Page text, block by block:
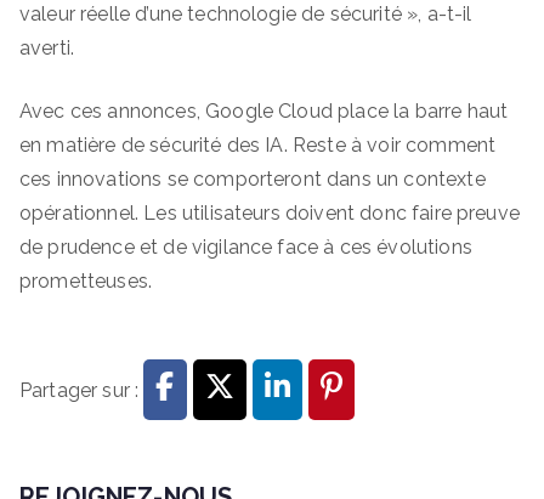
valeur réelle d’une technologie de sécurité », a-t-il
averti.
Avec ces annonces, Google Cloud place la barre haut
en matière de sécurité des IA. Reste à voir comment
ces innovations se comporteront dans un contexte
opérationnel. Les utilisateurs doivent donc faire preuve
de prudence et de vigilance face à ces évolutions
prometteuses.
Partager sur :